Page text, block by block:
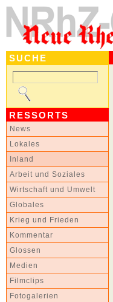
SUCHE
RESSORTS
News
Lokales
Inland
Arbeit und Soziales
Wirtschaft und Umwelt
Globales
Krieg und Frieden
Kommentar
Glossen
Medien
Filmclips
Fotogalerien